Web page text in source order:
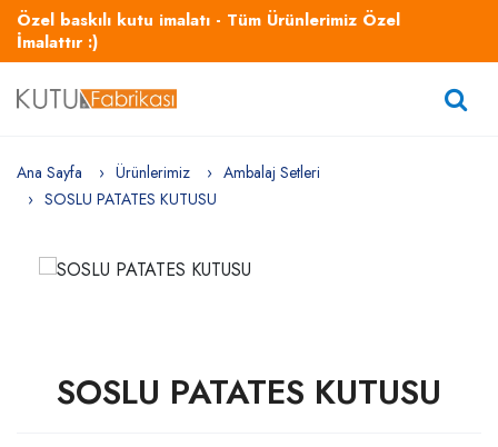
Özel baskılı kutu imalatı - Tüm Ürünlerimiz Özel
İmalattır :)
Ana Sayfa Ürünlerimiz
Ambalaj Setleri
SOSLU PATATES KUTUSU
SOSLU PATATES KUTUSU